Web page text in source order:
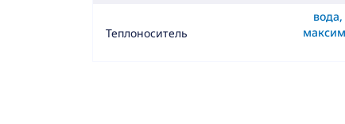
Теплоноситель